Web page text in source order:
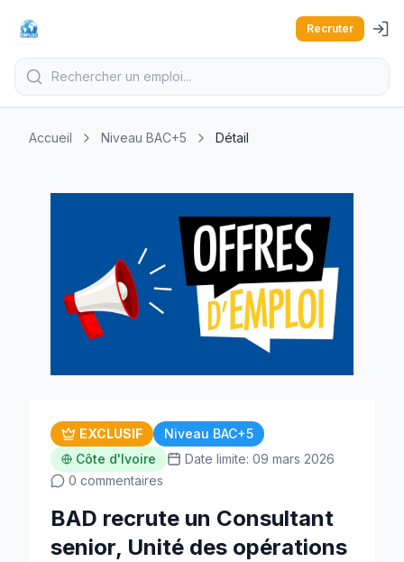
Recruter
Accueil Niveau BAC+5 Détail
EXCLUSIF
Niveau BAC+5
Côte d'Ivoire
Date limite: 09 mars 2026
0 commentaires
BAD recrute un Consultant
senior, Unité des opérations